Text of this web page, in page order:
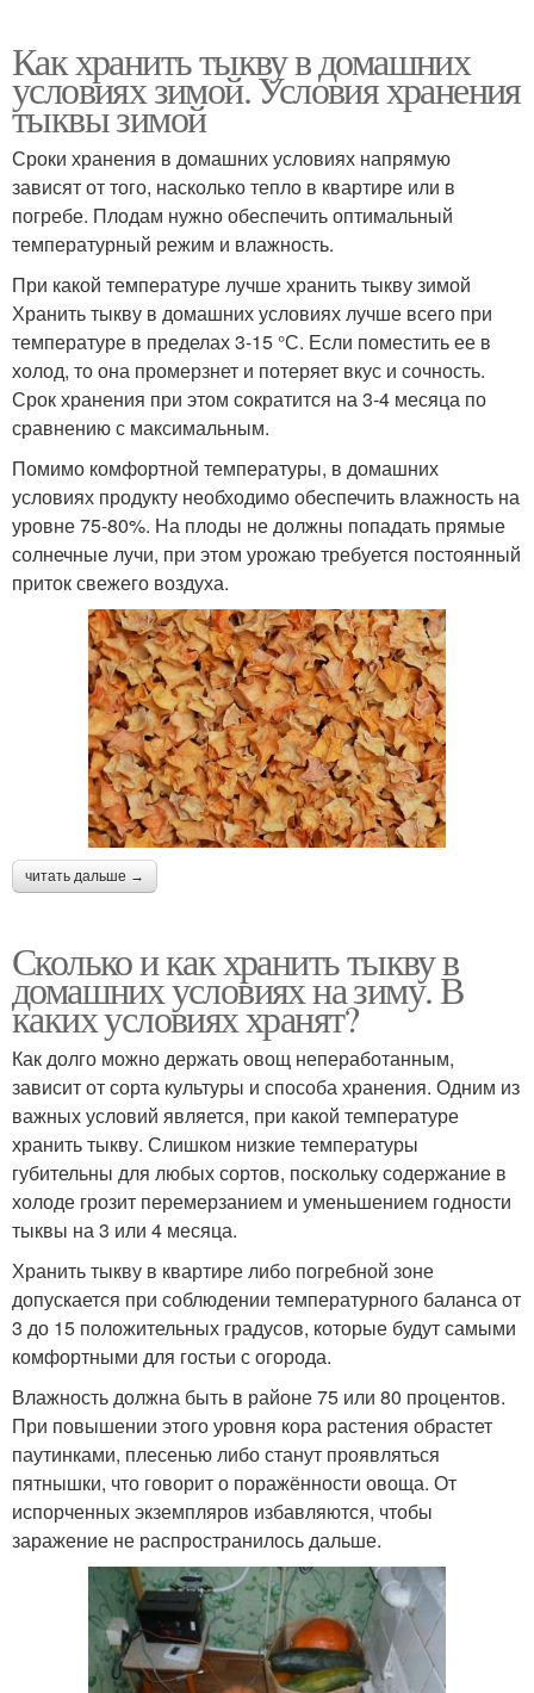
Как хранить тыкву в домашних
условиях зимой. Условия хранения
тыквы зимой
Сроки хранения в домашних условиях напрямую
зависят от того, насколько тепло в квартире или в
погребе. Плодам нужно обеспечить оптимальный
температурный режим и влажность.
При какой температуре лучше хранить тыкву зимой
Хранить тыкву в домашних условиях лучше всего при
температуре в пределах 3-15 °С. Если поместить ее в
холод, то она промерзнет и потеряет вкус и сочность.
Срок хранения при этом сократится на 3-4 месяца по
сравнению с максимальным.
Помимо комфортной температуры, в домашних
условиях продукту необходимо обеспечить влажность на
уровне 75-80%. На плоды не должны попадать прямые
солнечные лучи, при этом урожаю требуется постоянный
приток свежего воздуха.
читать дальше →
Сколько и как хранить тыкву в
домашних условиях на зиму. В
каких условиях хранят?
Как долго можно держать овощ непеработанным,
зависит от сорта культуры и способа хранения. Одним из
важных условий является, при какой температуре
хранить тыкву. Слишком низкие температуры
губительны для любых сортов, поскольку содержание в
холоде грозит перемерзанием и уменьшением годности
тыквы на 3 или 4 месяца.
Хранить тыкву в квартире либо погребной зоне
допускается при соблюдении температурного баланса от
3 до 15 положительных градусов, которые будут самыми
комфортными для гостьи с огорода.
Влажность должна быть в районе 75 или 80 процентов.
При повышении этого уровня кора растения обрастет
паутинками, плесенью либо станут проявляться
пятнышки, что говорит о поражённости овоща. От
испорченных экземпляров избавляются, чтобы
заражение не распространилось дальше.